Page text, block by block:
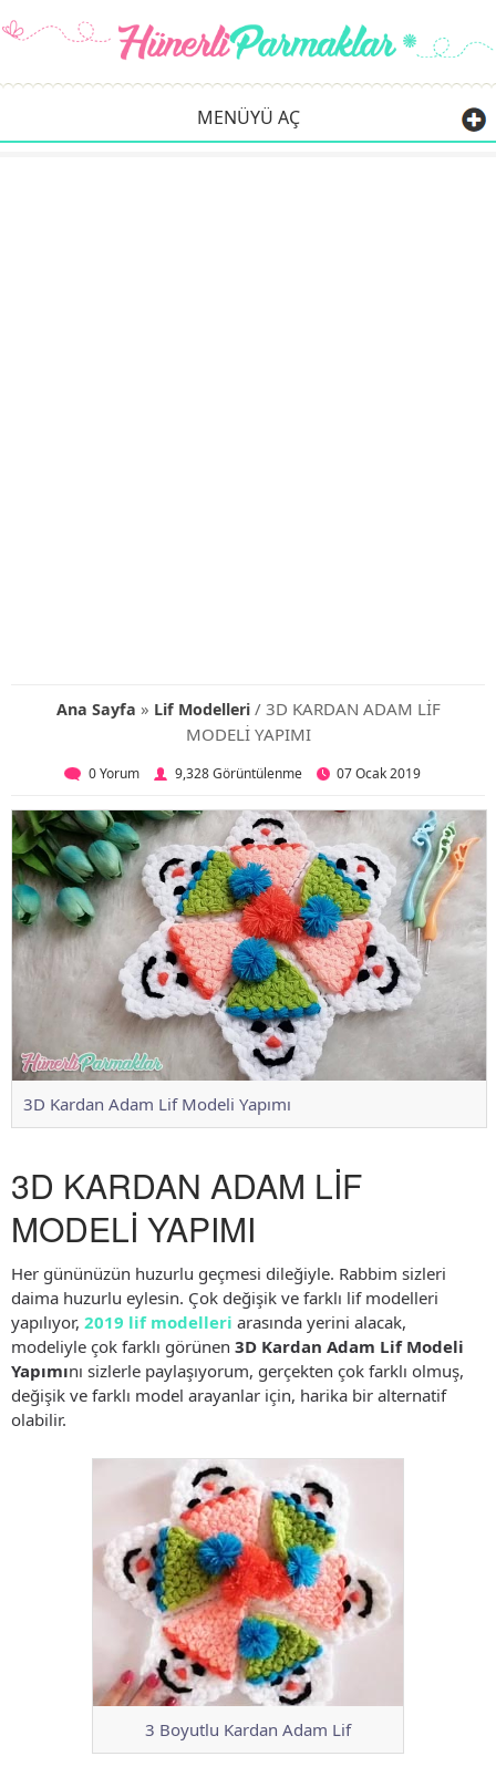
MENÜYÜ AÇ
Ana Sayfa » Lif Modelleri/ 3D KARDAN ADAM LİF
MODELİ YAPIMI
0 Yorum 9,328 Görüntülenme 07 Ocak 2019
3D Kardan Adam Lif Modeli Yapımı
3D KARDAN ADAM LİF
MODELİ YAPIMI
Her gününüzün huzurlu geçmesi dileğiyle. Rabbim sizleri
daima huzurlu eylesin. Çok değişik ve farklı lif modelleri
yapılıyor, 2019 lif modelleri arasında yerini alacak,
modeliyle çok farklı görünen 3D Kardan Adam Lif Modeli
Yapımını sizlerle paylaşıyorum, gerçekten çok farklı olmuş,
değişik ve farklı model arayanlar için, harika bir alternatif
olabilir.
3 Boyutlu Kardan Adam Lif